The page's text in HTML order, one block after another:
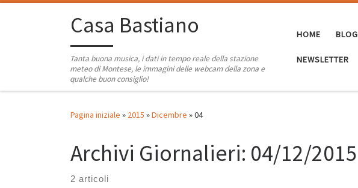
Passa al contenutoCasa Bastiano
Tanta buona musica, i dati in tempo reale della stazione
meteo di Montese, le immagini delle webcam della zona e
qualche buon consiglio!
HOME BLOG
NEWSLETTER
Pagina iniziale » 2015 »Dicembre »04
Archivi Giornalieri: 04/12/2015
2 articoli